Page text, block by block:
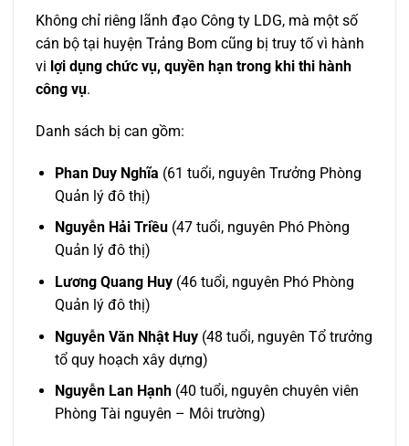
Không chỉ riêng lãnh đạo Công ty LDG, mà một số
cán bộ tại huyện Trảng Bom cũng bị truy tố vì hành
vi lợi dụng chức vụ, quyền hạn trong khi thi hành
công vụ.
Danh sách bị can gồm:
Phan Duy Nghĩa (61 tuổi, nguyên Trưởng Phòng
Quản lý đô thị)
Nguyễn Hải Triều(47 tuổi, nguyên Phó Phòng
Quản lý đô thị)
Lương Quang Huy(46 tuổi, nguyên Phó Phòng
Quản lý đô thị)
Nguyễn Văn Nhật Huy(48 tuổi, nguyên Tổ trưởng
tổ quy hoạch xây dựng)
Nguyễn Lan Hạnh(40 tuổi, nguyên chuyên viên
Phòng Tài nguyên – Môi trường)